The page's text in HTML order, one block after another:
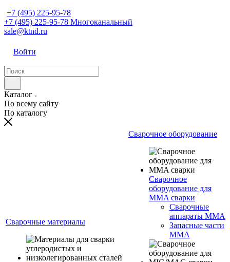
+7 (495) 225-95-78
+7 (495) 225-95-78 Многоканальный
sale@ktnd.ru
Войти
Каталог
По всему сайту
По каталогу
Сварочные материалы
Сварочное оборудование
Сварочное
оборудование для
MMA сварки
Сварочные
аппараты MMA
Запасные части
MMA